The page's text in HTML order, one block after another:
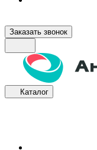
Заказать звонок
Каталог